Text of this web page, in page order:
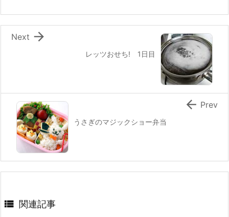
o
k
レッツおせち! 1日目

Next
うさぎのマジックショー弁当
 Prev
 関連記事